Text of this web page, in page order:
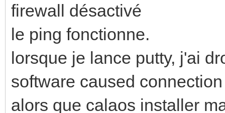
firewall désactivé
le ping fonctionne.
lorsque je lance putty, j'ai
software caused
alors que calaos installer